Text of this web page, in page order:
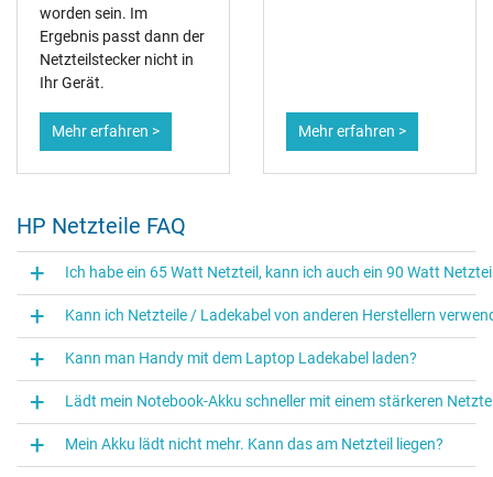
worden sein. Im
Ergebnis passt dann der
Netzteilstecker nicht in
Ihr Gerät.
Mehr erfahren > Mehr erfahren >
HP Netzteile FAQ
Ich habe ein 65 Watt Netzteil, kann ich auch ein 90 Watt
Kann ich Netzteile / Ladekabel von anderen Herstellern
Kann man Handy mit dem Laptop Ladekabel laden?
Lädt mein Notebook-Akku schneller mit einem stärkeren
Mein Akku lädt nicht mehr. Kann das am Netzteil liegen?